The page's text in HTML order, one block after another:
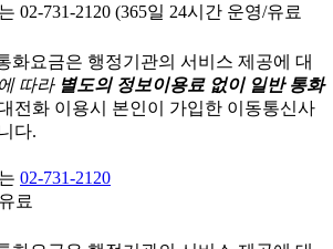
02-731-2120 (365일 24시간 운영/유료
화요금은 행정기관의 서비스 제공에 대
따라 별도의 정보이용료 없이 일반 통화
전화 이용시 본인이 가입한 이동통신사
다.
02-731-2120
료